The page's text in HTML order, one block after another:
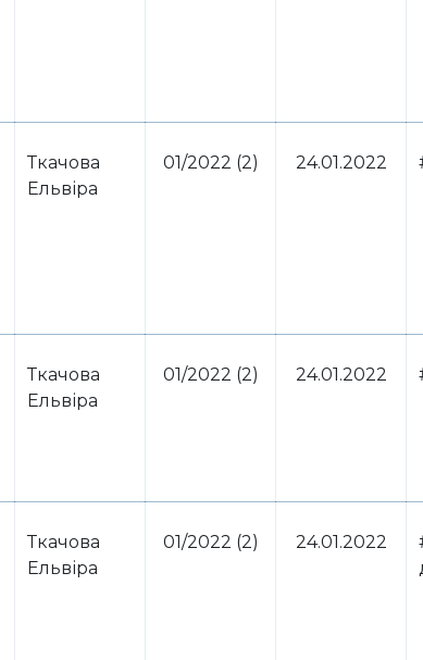
Ткачова
Ельвіра
01/2022 (2) 24.01.2022
Ткачова
Ельвіра
01/2022 (2) 24.01.2022
Ткачова
Ельвіра
01/2022 (2) 24.01.2022